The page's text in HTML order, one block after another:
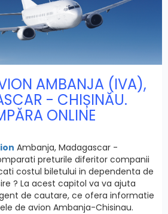
AMBANJA (IVA),
- CHIȘINĂU.
ONLINE
Ambanja, Madagascar -
preturile diferitor companii
costul biletului in dependenta de
? La acest capitol va va ajuta
de cautare, ce ofera informatie
de avion Ambanja-Chisinau.